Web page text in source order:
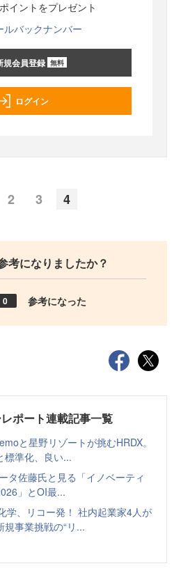
イントをプレゼント
ルバックナンバー
規会員登録 無料
ログイン
2 3 4
考になりましたか？
0 参考になった
ポート連載記事一覧
と星野リゾートが挑むHRDX。
標準化、良い...
タ佐藤氏と見る「イノベーティ
」とOI最...
学、リコー発！ 社内起業家4人が
事業挑戦の“リ...